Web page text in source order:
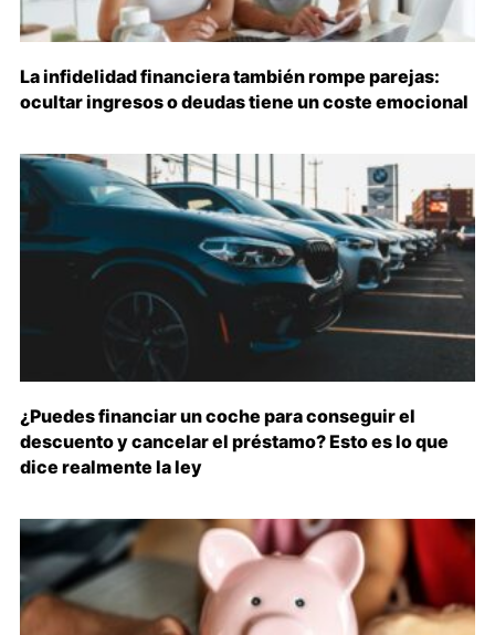
La infidelidad financiera también rompe parejas:
ocultar ingresos o deudas tiene un coste emocional
¿Puedes financiar un coche para conseguir el
descuento y cancelar el préstamo? Esto es lo que
dice realmente la ley